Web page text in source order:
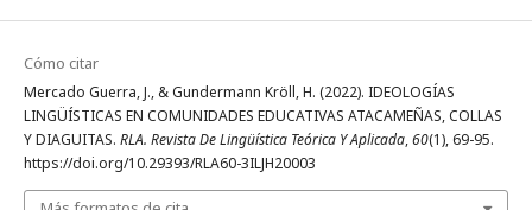
Cómo citar
Mercado Guerra, J., & Gundermann Kröll, H. (2022). IDEOLOGÍAS
LINGÜÍSTICAS EN COMUNIDADES EDUCATIVAS ATACAMEÑAS, COLLAS
Y DIAGUITAS. RLA. Revista De Lingüística Teórica Y Aplicada,60(1), 69-95.
https://doi.org/10.29393/RLA60-3ILJH20003